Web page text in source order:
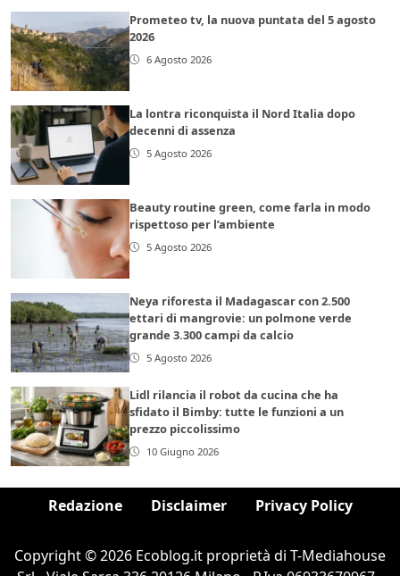
Prometeo tv, la nuova puntata del 5 agosto
2026
6 Agosto 2026
La lontra riconquista il Nord Italia dopo
decenni di assenza
5 Agosto 2026
Beauty routine green, come farla in modo
rispettoso per l’ambiente
5 Agosto 2026
Neya riforesta il Madagascar con 2.500
ettari di mangrovie: un polmone verde
grande 3.300 campi da calcio
5 Agosto 2026
Lidl rilancia il robot da cucina che ha
sfidato il Bimby: tutte le funzioni a un
prezzo piccolissimo
10 Giugno 2026
Redazione Disclaimer Privacy Policy
Copyright © 2026 Ecoblog.it proprietà di T-Mediahouse